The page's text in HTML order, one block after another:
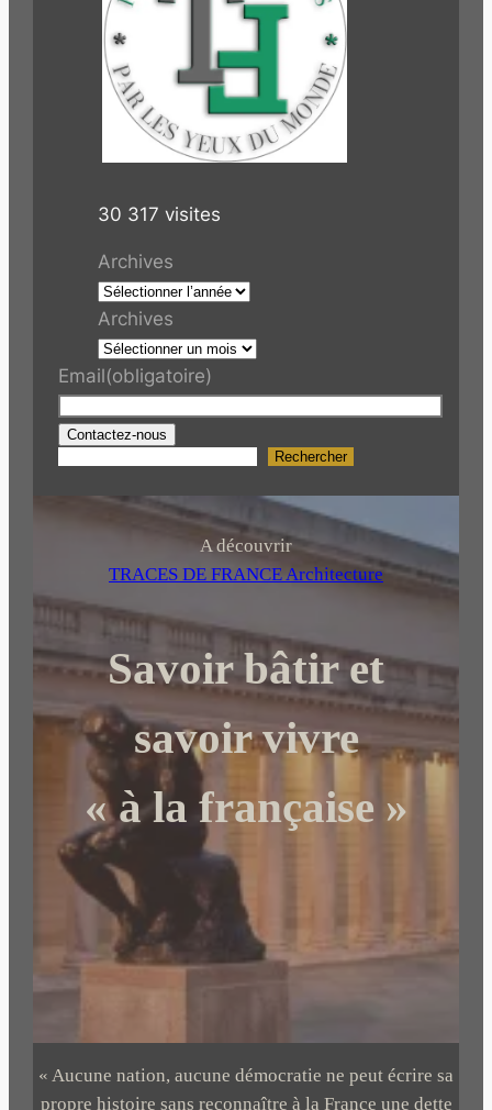
30 317 visites
Archives
Archives
Email(obligatoire)
Contactez-nous
r
c
h
r
Rechercher
A découvrir
TRACES DE FRANCE Architecture
Savoir bâtir et
savoir vivre
« à la française »
« Aucune nation, aucune démocratie ne peut écrire sa
propre histoire sans reconnaître à la France une dette